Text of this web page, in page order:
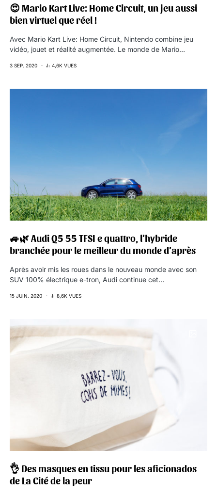
😍 Mario Kart Live: Home Circuit, un jeu aussi
bien virtuel que réel !
Avec Mario Kart Live: Home Circuit, Nintendo combine jeu
vidéo, jouet et réalité augmentée. Le monde de Mario…
3 SEP. 2020 4,6K VUES
🚙🌿 Audi Q5 55 TFSI e quattro, l’hybride
branchée pour le meilleur du monde d’après
Après avoir mis les roues dans le nouveau monde avec son
SUV 100% électrique e-tron, Audi continue cet…
15 JUIN. 2020 8,6K VUES
👌 Des masques en tissu pour les aficionados
de La Cité de la peur